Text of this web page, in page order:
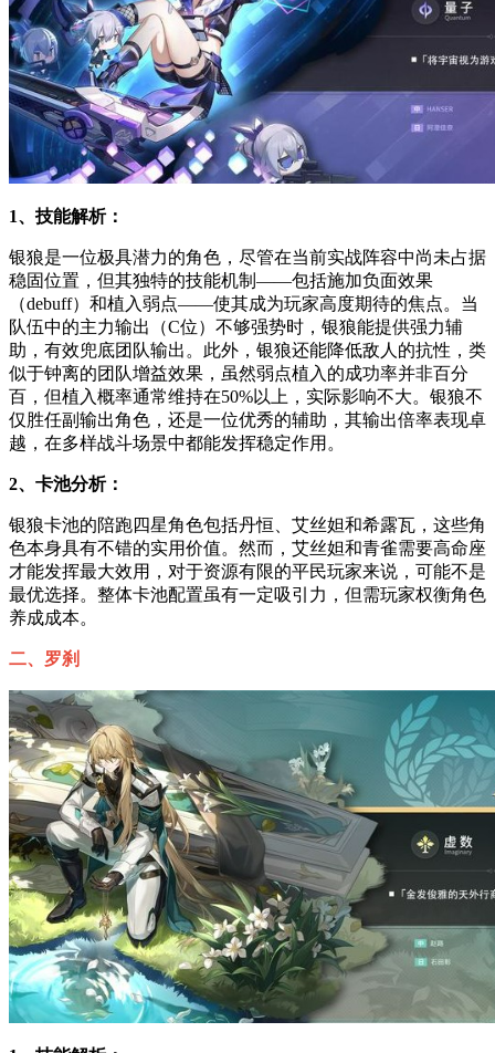
1、技能解析：
银狼是一位极具潜力的角色，尽管在当前实战阵容中尚未占据
稳固位置，但其独特的技能机制——包括施加负面效果
（debuff）和植入弱点——使其成为玩家高度期待的焦点。当
队伍中的主力输出（C位）不够强势时，银狼能提供强力辅
助，有效兜底团队输出。此外，银狼还能降低敌人的抗性，类
似于钟离的团队增益效果，虽然弱点植入的成功率并非百分
百，但植入概率通常维持在50%以上，实际影响不大。银狼不
仅胜任副输出角色，还是一位优秀的辅助，其输出倍率表现卓
越，在多样战斗场景中都能发挥稳定作用。
2、卡池分析：
银狼卡池的陪跑四星角色包括丹恒、艾丝妲和希露瓦，这些角
色本身具有不错的实用价值。然而，艾丝妲和青雀需要高命座
才能发挥最大效用，对于资源有限的平民玩家来说，可能不是
最优选择。整体卡池配置虽有一定吸引力，但需玩家权衡角色
养成成本。
二、罗刹